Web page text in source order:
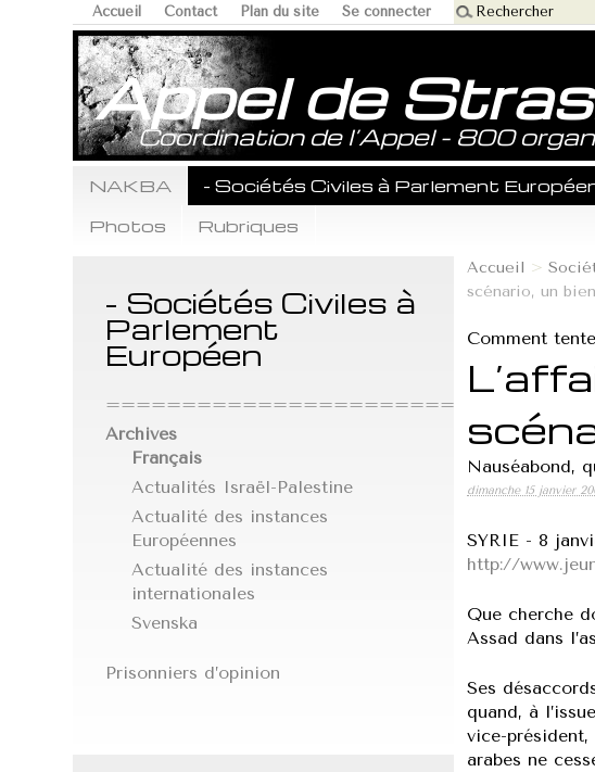
Accueil Contact Plan du site Se connecter
Appel de
Coordination de l’Appel - 800
NAKBA - Sociétés Civiles à Parlement
Photos
Rubriques
Accueil >
scénario, un
Comment
Nauséabond,
dimanche 15 janvier
SYRIE - 8
http://
Que cherche
Assad dans
Ses
quand, à
vice-
arabes ne
- Sociétés Civiles à
Parlement
Européen
Archives
Français
Actualités Israël-Palestine
Actualité des instances
Européennes
Actualité des instances
internationales
Svenska
Prisonniers d’opinion